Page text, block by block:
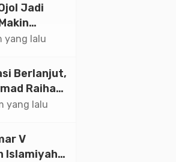
Jadi
atau
Diskusi
yang lalu
Berlanjut,
Raihan
Emas
Open
yang lalu
V
Islamiyah